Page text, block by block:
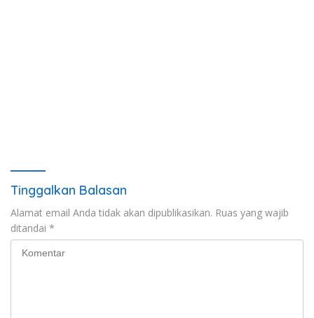
Tinggalkan Balasan
Alamat email Anda tidak akan dipublikasikan. Ruas yang wajib
ditandai *